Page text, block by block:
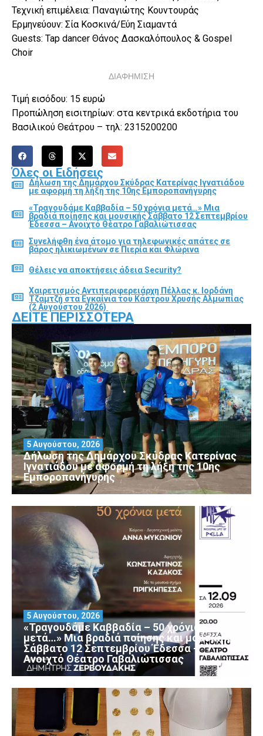
Τεχνική επιμέλεια: Παναγιώτης Κουντουράς
Ερμηνεύουν: Σία Κοσκινά/Εύη Σιαμαντά
Guests: Tap dancer Θάνος Δασκαλόπουλος & Gospel
Choir
ΔΙΑΦΗΜΙΣΗ
Τιμή εισόδου: 15 ευρώ
Προπώληση εισιτηρίων: στα κεντρικά εκδοτήρια του
Βασιλικού Θεάτρου – τηλ: 2315200200
Όλες οι Ειδήσεις
Δήλωση της Δημάρχου Σκύδρας Κατερίνας Ιγνατιάδου
με αφορμή τη λήξη της 10ης Εμποροπανήγυρης
«Τραγουδάμε Καββαδία – 50 χρόνια μετά…» Μια
βραδιά ποίησης και μουσικής Σάββατο 12 Σεπτεμβρίου
Έδεσσα – Ανοιχτό Θέατρο Γαβαλιώτισσας
Συνελήφθη ένα άτομο για τηλεφωνικές απάτες σε
βάρος ηλικιωμένων σε Πιερία και Φλώρινα
Θέλεις να αποκτήσεις άδεια Security?
Χαιρετισμός Αντιπεριφερειάρχη Πέλλας κ. Ιορδάνη
Τζαμτζή στα Εγκαίνια του Κάστρου Χρυσής Αλμωπίας
(2 Αυγούστου 2026)
ΔΕΊΤΕ ΠΕΡΙΣΣΌΤΕΡΑ
Δήλωση της Δημάρχου Σκύδρας Κατερίνας
Ιγνατιάδου με αφορμή τη λήξη της 10ης
Εμποροπανήγυρης
5 Αυγούστου, 2026
«Τραγουδάμε Καββαδία – 50 χρόνια
μετά…» Μια βραδιά ποίησης και μουσικής
Σάββατο 12 Σεπτεμβρίου Έδεσσα –
Ανοιχτό Θέατρο Γαβαλιώτισσας
5 Αυγούστου, 2026